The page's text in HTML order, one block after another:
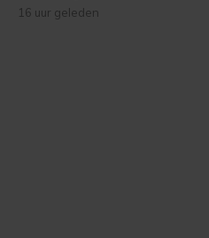
16 uur geleden